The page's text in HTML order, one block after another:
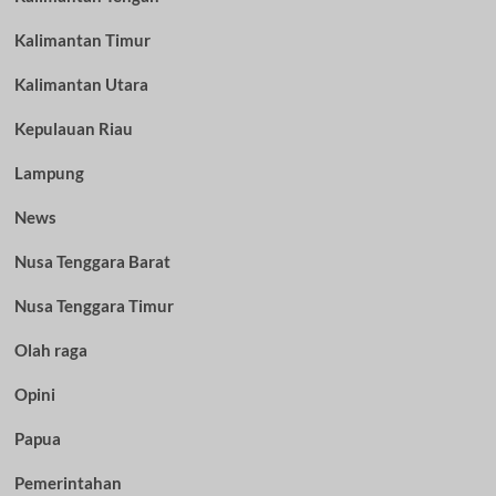
Kalimantan Timur
Kalimantan Utara
Kepulauan Riau
Lampung
News
Nusa Tenggara Barat
Nusa Tenggara Timur
Olah raga
Opini
Papua
Pemerintahan